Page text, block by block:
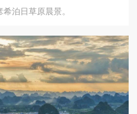
泊日草原晨景。